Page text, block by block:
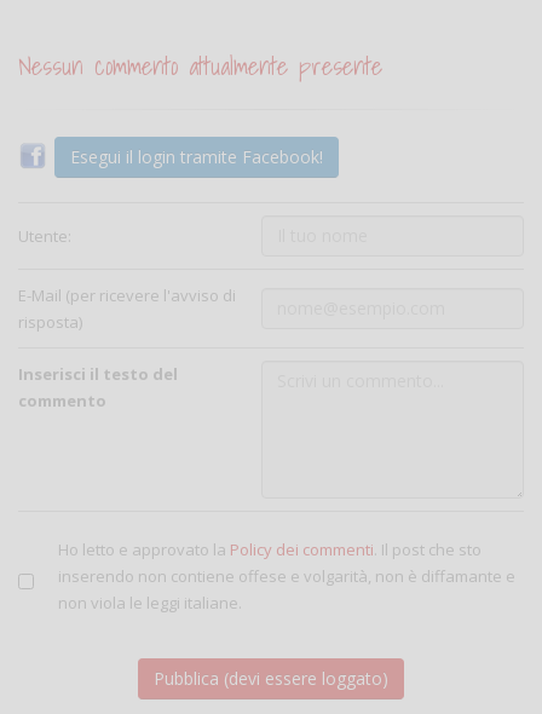
Nessun commento attualmente presente
Esegui il login tramite Facebook!
Utente:
E-Mail (per ricevere l'avviso di
risposta)
Inserisci il testo del
commento
Ho letto e approvato la Policy dei commenti. Il post che sto
inserendo non contiene offese e volgarità, non è diffamante e
non viola le leggi italiane.